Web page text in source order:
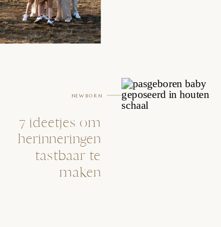
7 ideetjes om
herinneringen
tastbaar te
maken
NEWBORN